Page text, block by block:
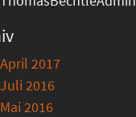
April 2017
Juli 2016
Mai 2016